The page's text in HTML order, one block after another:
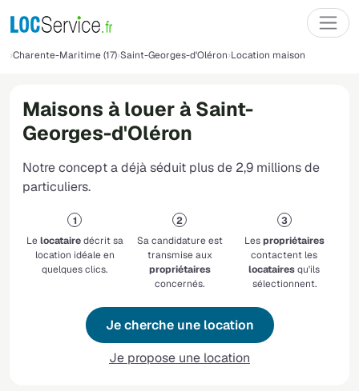
Charente-Maritime (17) Saint-Georges-d'Oléron Location maison
Maisons à louer à Saint-
Georges-d'Oléron
Notre concept a déjà séduit plus de 2,9 millions de
particuliers.
Lelocatairedécrit sa
location idéale en
quelques clics.
Sa candidature est
transmise aux
propriétaires
concernés.
Lespropriétaires
contactent les
locatairesqu'ils
sélectionnent.
Je cherche une location
Je propose une location